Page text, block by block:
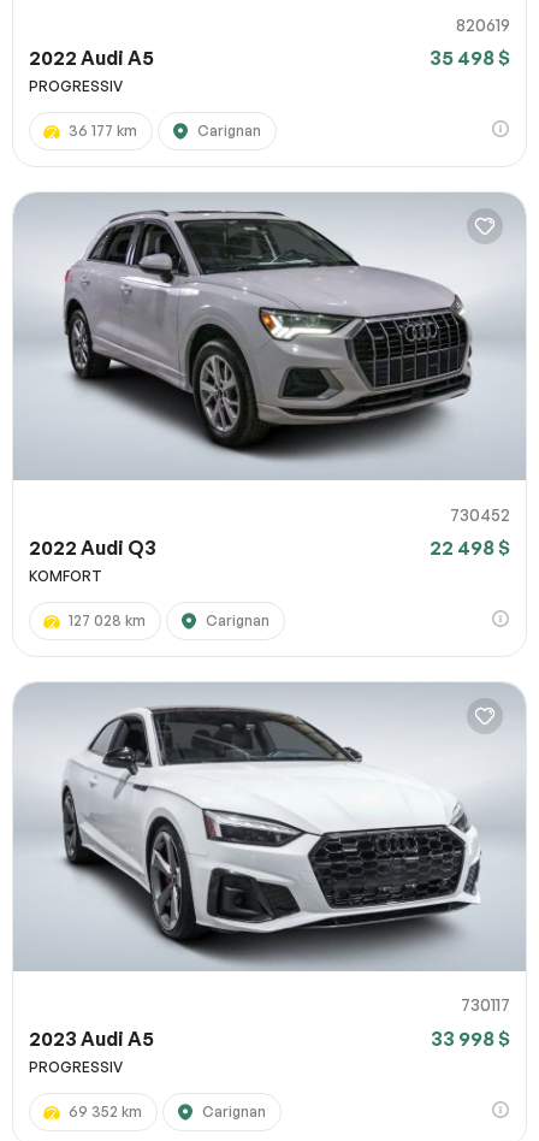
820619
2022 Audi A5 35 498 $
PROGRESSIV
36 177 km Carignan
730452
2022 Audi Q3 22 498 $
KOMFORT
127 028 km Carignan
730117
2023 Audi A5 33 998 $
PROGRESSIV
69 352 km Carignan